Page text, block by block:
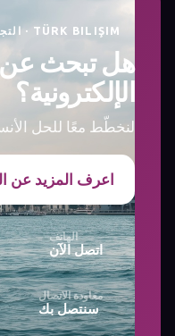
TÜRK BILIŞIM · التجارة الإلكترونية
هل تبحث عن
الإلكترونية؟
لنخطّط معًا للحل
اعرف المزيد عن
الهاتف
اتصل الآن
معاودة الاتصال
سنتصل بك